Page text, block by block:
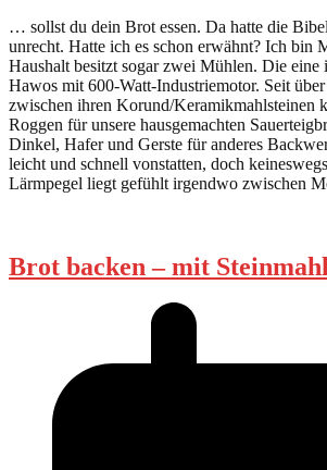
… sollst du dein Brot essen. Da hatte die
unrecht. Hatte ich es schon erwähnt? Ich bin
Haushalt besitzt sogar zwei Mühlen. Die eine
Hawos mit 600-Watt-Industriemotor. Seit
zwischen ihren Korund/Keramikmahlsteinen
Roggen für unsere hausgemachten
Dinkel, Hafer und Gerste für anderes
leicht und schnell vonstatten, doch
Lärmpegel liegt gefühlt irgendwo zwischen
Brot backen – mit